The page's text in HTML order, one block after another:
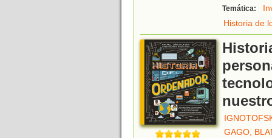
Temática:
Historia de
GAGO,